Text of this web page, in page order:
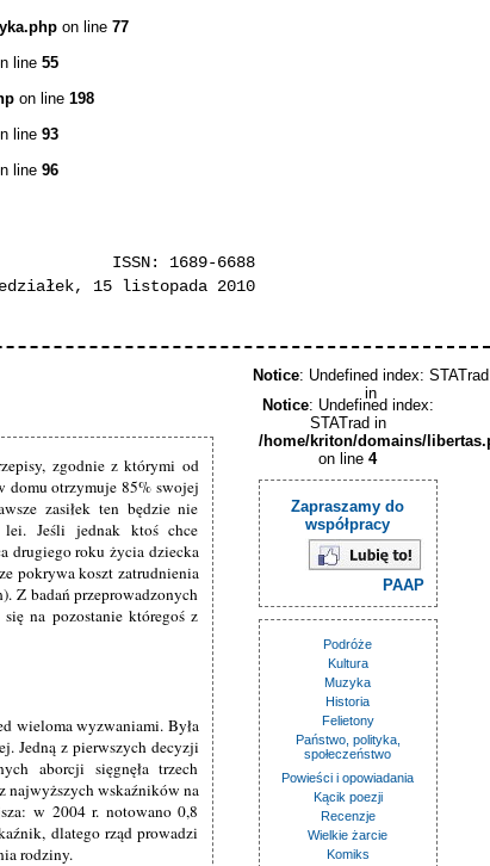
on line 77
line 55
on line 198
line 93
line 96
ISSN: 1689-6688
15 listopada 2010
zgodnie z którymi od
domu otrzymuje 85% swojej
zasiłek ten będzie nie
Jeśli jednak ktoś chce
drugiego roku życia dziecka
pokrywa koszt zatrudnienia
Z badań przeprowadzonych
na pozostanie któregoś z
wieloma wyzwaniami. Była
Jedną z pierwszych decyzji
aborcji sięgnęła trzech
najwyższych wskaźników na
w 2004 r. notowano 0,8
dlatego rząd prowadzi
rodziny.
Notice: Undefined index:
STATrad in
/home/kriton/domains/
on line 4
Zapraszamy do
współpracy
PAAP
Podróże
Kultura
Muzyka
Historia
Felietony
Państwo, polityka,
społeczeństwo
Powieści i opowiadania
Kącik poezji
Recenzje
Wielkie żarcie
Komiks
Notice: Undefined index: STATrad
in